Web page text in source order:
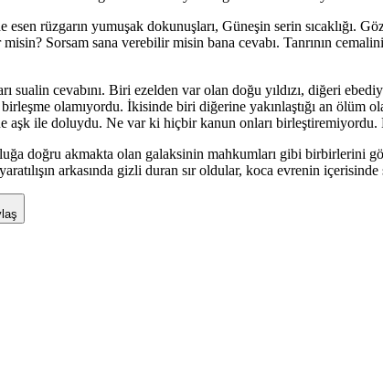
rüzgarın yumuşak dokunuşları, Güneşin serin sıcaklığı.
Sorsam sana verebilir misin bana cevabı. Tanrının
sualin cevabını. Biri ezelden var olan doğu yıldızı, diğeri
birleşme olamıyordu. İkisinde biri diğerine yakınlaştığı an
ile doluydu. Ne var ki hiçbir kanun onları birleştiremiyordu.
doğru akmakta olan galaksinin mahkumları gibi birbirlerini
arkasında gizli duran sır oldular, koca evrenin